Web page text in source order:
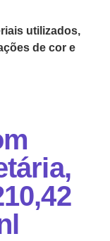
utilizados,
de cor e